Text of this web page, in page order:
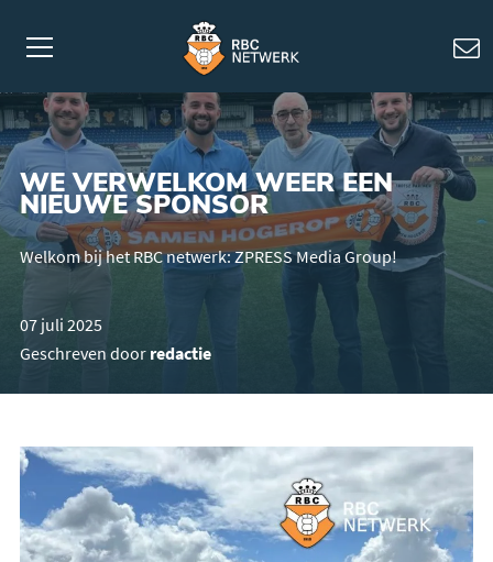
WE VERWELKOM WEER EEN
NIEUWE SPONSOR
Welkom bij het RBC netwerk: ZPRESS Media Group!
07 juli 2025
Geschreven door redactie